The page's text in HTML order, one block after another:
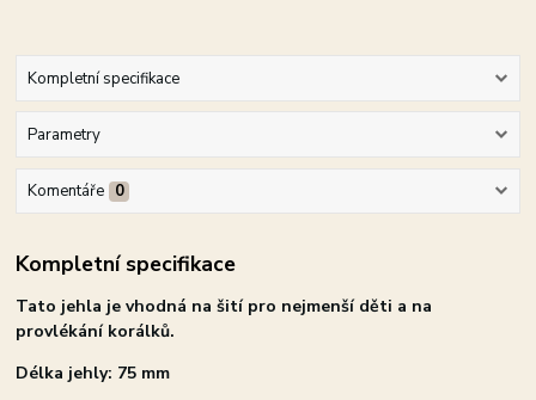
Kompletní specifikace
Parametry
Komentáře 0
Kompletní specifikace
Tato jehla je vhodná na šití pro nejmenší děti a na
provlékání korálků.
Délka jehly: 75 mm